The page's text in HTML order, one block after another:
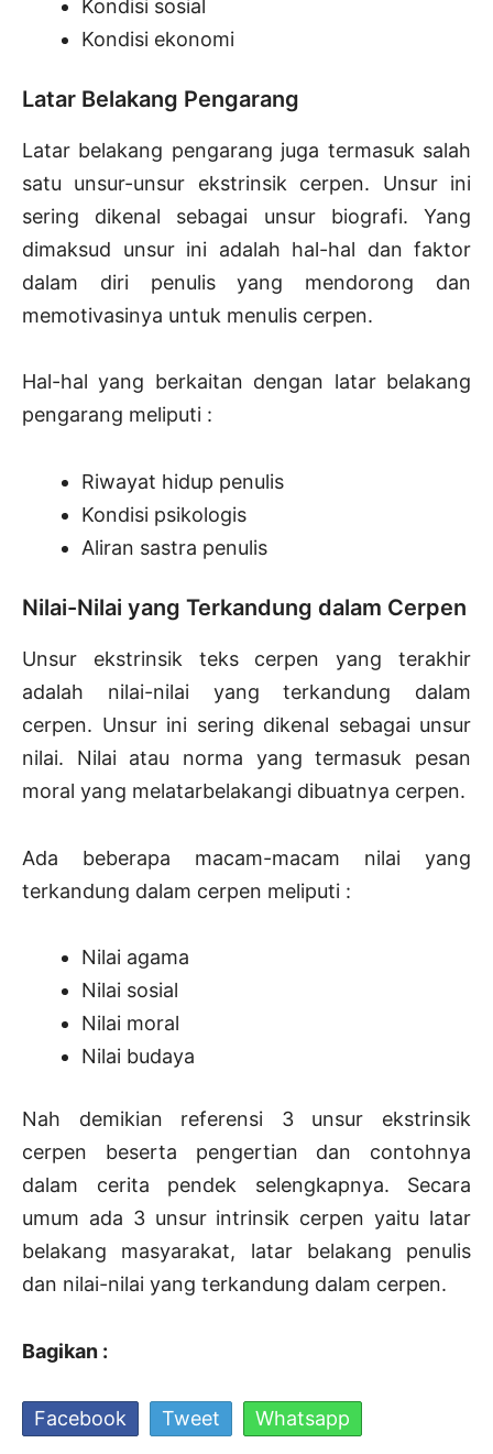
Kondisi sosial
Kondisi ekonomi
Latar Belakang Pengarang
Latar belakang pengarang juga termasuk salah
satu unsur-unsur ekstrinsik cerpen. Unsur ini
sering dikenal sebagai unsur biografi. Yang
dimaksud unsur ini adalah hal-hal dan faktor
dalam diri penulis yang mendorong dan
memotivasinya untuk menulis cerpen.
Hal-hal yang berkaitan dengan latar belakang
pengarang meliputi :
Riwayat hidup penulis
Kondisi psikologis
Aliran sastra penulis
Nilai-Nilai yang Terkandung dalam Cerpen
Unsur ekstrinsik teks cerpen yang terakhir
adalah nilai-nilai yang terkandung dalam
cerpen. Unsur ini sering dikenal sebagai unsur
nilai. Nilai atau norma yang termasuk pesan
moral yang melatarbelakangi dibuatnya cerpen.
Ada beberapa macam-macam nilai yang
terkandung dalam cerpen meliputi :
Nilai agama
Nilai sosial
Nilai moral
Nilai budaya
Nah demikian referensi 3 unsur ekstrinsik
cerpen beserta pengertian dan contohnya
dalam cerita pendek selengkapnya. Secara
umum ada 3 unsur intrinsik cerpen yaitu latar
belakang masyarakat, latar belakang penulis
dan nilai-nilai yang terkandung dalam cerpen.
Bagikan :
Facebook Tweet Whatsapp